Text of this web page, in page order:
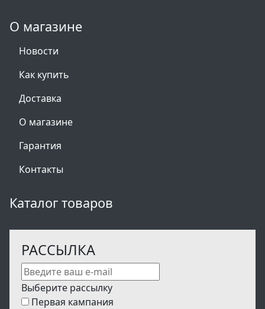
О магазине
Новости
Как купить
Доставка
О магазине
Гарантия
Контакты
Каталог товаров
РАССЫЛКА
Выберите рассылку
Первая кампания